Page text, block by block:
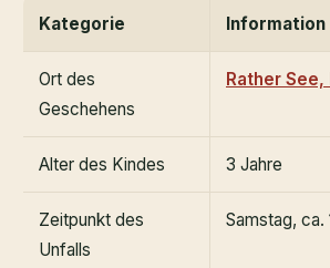
Kategorie Information
Ort des
Geschehens
Rather See,
Alter des Kindes 3 Jahre
Zeitpunkt des
Unfalls
Samstag, ca.